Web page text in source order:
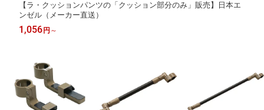
【ラ・クッションパンツの「クッション部分のみ」販売】日本エ
ンゼル（メーカー直送）
1,056 円 ～